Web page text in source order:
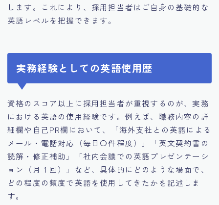
します。これにより、採用担当者はご自身の基礎的な
英語レベルを把握できます。
実務経験としての英語使用歴
資格のスコア以上に採用担当者が重視するのが、実務
における英語の使用経験です。例えば、職務内容の詳
細欄や自己PR欄において、「海外支社との英語による
メール・電話対応（毎日〇件程度）」「英文契約書の
読解・修正補助」「社内会議での英語プレゼンテーシ
ョン（月１回）」など、具体的にどのような場面で、
どの程度の頻度で英語を使用してきたかを記述しま
す。